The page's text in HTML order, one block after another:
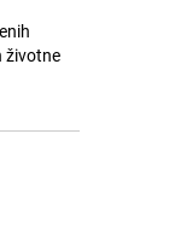
životne